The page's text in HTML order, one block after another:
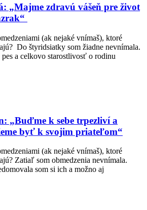
„Majme zdravú vášeň pre život
(ak nejaké vnímaš), ktoré
Do štyridsiatky som žiadne nevnímala.
a celkovo starostlivosť o rodinu
„Buďme k sebe trpezliví a
byť k svojim priateľom“
(ak nejaké vnímaš), ktoré
Zatiaľ som obmedzenia nevnímala.
som si ich a možno aj